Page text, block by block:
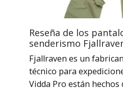
Reseña de los
senderismo
Fjallraven es un
técnico para
Vidda Pro están hechos